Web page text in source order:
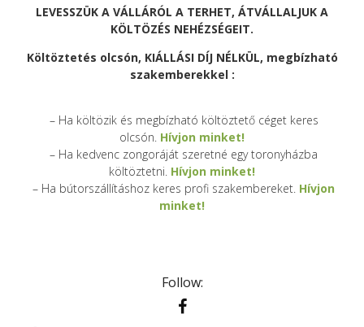
LEVESSZÜK A VÁLLÁRÓL A TERHET, ÁTVÁLLALJUK A
KÖLTÖZÉS NEHÉZSÉGEIT.
Költöztetés olcsón, KIÁLLÁSI DÍJ NÉLKÜL, megbízható
szakemberekkel :
– Ha költözik és megbízható költöztető céget keres
olcsón. Hívjon minket!
– Ha kedvenc zongoráját szeretné egy toronyházba
költöztetni. Hívjon minket!
– Ha bútorszállításhoz keres profi szakembereket. Hívjon
minket!
Follow: